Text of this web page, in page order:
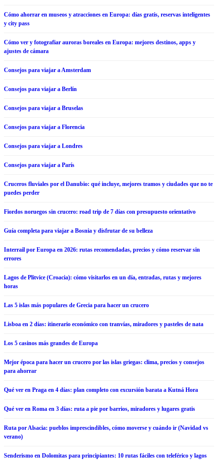
Cómo ahorrar en museos y atracciones en Europa: días gratis, reservas inteligentes
y city pass
Cómo ver y fotografiar auroras boreales en Europa: mejores destinos, apps y
ajustes de cámara
Consejos para viajar a Amsterdam
Consejos para viajar a Berlín
Consejos para viajar a Bruselas
Consejos para viajar a Florencia
Consejos para viajar a Londres
Consejos para viajar a París
Cruceros fluviales por el Danubio: qué incluye, mejores tramos y ciudades que no te
puedes perder
Fiordos noruegos sin crucero: road trip de 7 días con presupuesto orientativo
Guía completa para viajar a Bosnia y disfrutar de su belleza
Interrail por Europa en 2026: rutas recomendadas, precios y cómo reservar sin
errores
Lagos de Plitvice (Croacia): cómo visitarlos en un día, entradas, rutas y mejores
horas
Las 5 islas más populares de Grecia para hacer un crucero
Lisboa en 2 días: itinerario económico con tranvías, miradores y pasteles de nata
Los 5 casinos más grandes de Europa
Mejor época para hacer un crucero por las islas griegas: clima, precios y consejos
para ahorrar
Qué ver en Praga en 4 días: plan completo con excursión barata a Kutná Hora
Qué ver en Roma en 3 días: ruta a pie por barrios, miradores y lugares gratis
Ruta por Alsacia: pueblos imprescindibles, cómo moverse y cuándo ir (Navidad vs
verano)
Senderismo en Dolomitas para principiantes: 10 rutas fáciles con teleférico y lagos